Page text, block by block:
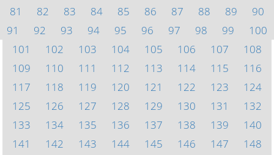
81
82 83 84 85 86 87 88 89
90
91
92 93 94 95 96 97 98 99
100
101
102 103 104 105 106 107
108
109
110 111 112 113 114 115
116
117
118 119 120 121 122 123
124
125
126 127 128 129 130 131
132
133
134 135 136 137 138 139
140
141
142 143 144 145 146 147
148